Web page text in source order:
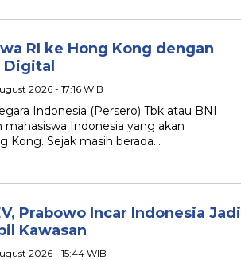
RI ke Hong Kong dengan
Digital
2026 - 17:16 WIB
Indonesia (Persero) Tbk atau BNI
Indonesia yang akan
Kong. Sejak masih berada…
Prabowo Incar Indonesia Jadi
Kawasan
2026 - 15:44 WIB